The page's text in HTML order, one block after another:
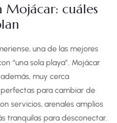
Mojácar: cuáles
una de las mejores
“una sola playa”. Mojácar
muy cerca
para cambiar de
servicios, arenales amplios
tranquilas para desconectar.